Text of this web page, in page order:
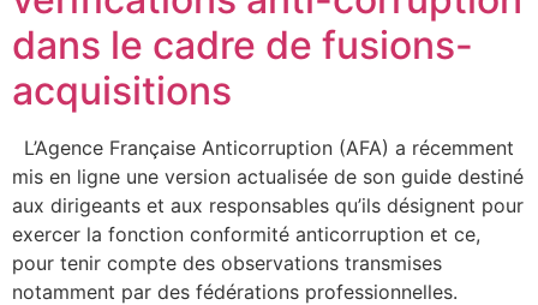
dans le cadre de fusions-
acquisitions
L’Agence Française Anticorruption (AFA) a récemment
mis en ligne une version actualisée de son guide destiné
aux dirigeants et aux responsables qu’ils désignent pour
exercer la fonction conformité anticorruption et ce,
pour tenir compte des observations transmises
notamment par des fédérations professionnelles.